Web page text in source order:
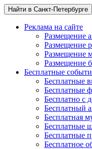
Найти в Санкт-Петербурге
Реклама на сайте
Размещение
Размещение
Размещение
Размещение
Бесплатные
Бесплатные
Бесплатные
Бесплатно с
Бесплатный
Бесплатная
Бесплатные
Бесплатные
Бесплатное